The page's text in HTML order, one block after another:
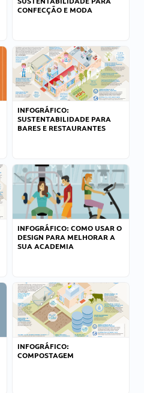
CONFECÇÃO E MODA
INFOGRÁFICO:
SUSTENTABILIDADE PARA
BARES E RESTAURANTES
INFOGRÁFICO: COMO USAR O
DESIGN PARA MELHORAR A
SUA ACADEMIA
INFOGRÁFICO:
COMPOSTAGEM